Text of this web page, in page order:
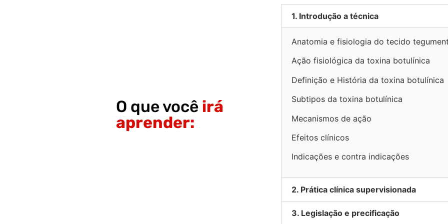
O que você irá
aprender:
1. Introdução a técnica
Anatomia e fisiologia do tecido
Ação fisiológica da toxina botulínica
Definição e História da toxina botulínica
Subtipos da toxina botulínica
Mecanismos de ação
Efeitos clínicos
Indicações e contra indicações
2. Prática clínica supervisionada
3. Legislação e precificação